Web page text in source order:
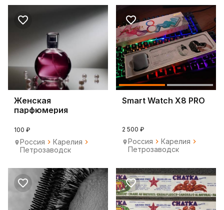
Женская
парфюмерия
100 ₽
Россия
Карелия
Петрозаводск
Smart Watch X8 PRO
2 500 ₽
Россия
Карелия
Петрозаводск